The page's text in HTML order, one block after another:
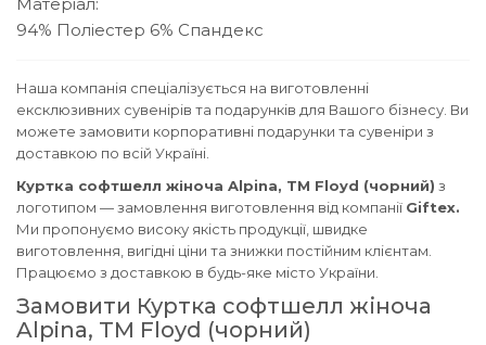
94% Поліестер 6% Спандекс
Наша компанія спеціалізується на виготовленні
ексклюзивних сувенірів та подарунків для Вашого бізнесу. Ви
можете замовити корпоративні подарунки та сувеніри з
доставкою по всій Україні.
Куртка софтшелл жіноча Alpina, TM Floyd (чорний) з
логотипом — замовлення виготовлення від компанії Giftex.
Ми пропонуємо високу якість продукції, швидке
виготовлення, вигідні ціни та знижки постійним клієнтам.
Працюємо з доставкою в будь-яке місто України.
Замовити Куртка софтшелл жіноча
Alpina, TM Floyd (чорний)